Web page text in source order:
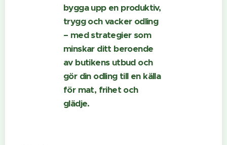
bygga upp en produktiv,
trygg och vacker odling
– med strategier som
minskar ditt beroende
av butikens utbud och
gör din odling till en källa
för mat, frihet och
glädje.